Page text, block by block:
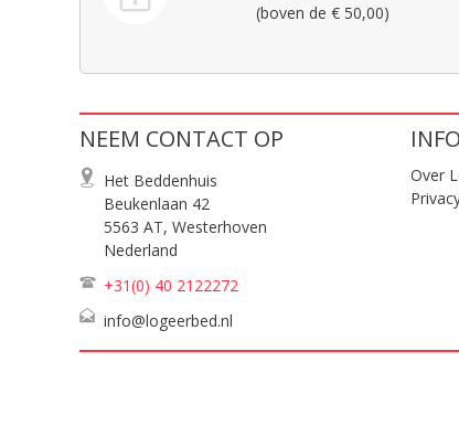
(boven de € 50,00)
NEEM CONTACT OP
Het Beddenhuis
Beukenlaan 42
5563 AT, Westerhoven
Nederland
+31(0) 40 2122272
info@logeerbed.nl
Over